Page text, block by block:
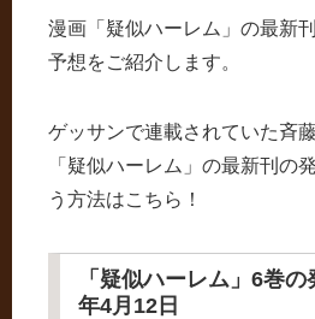
漫画「疑似ハーレム」の最新
予想をご紹介します。
ゲッサンで連載されていた斉
「疑似ハーレム」の最新刊の
う方法はこちら！
「疑似ハーレム」6巻
年4月12日